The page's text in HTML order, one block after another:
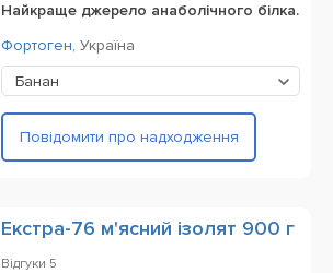
Найкраще джерело анаболічного білка.
Фортоген, Україна
Банан
Повідомити про надходження
Екстра-76 м'ясний ізолят 900 г
Відгуки 5